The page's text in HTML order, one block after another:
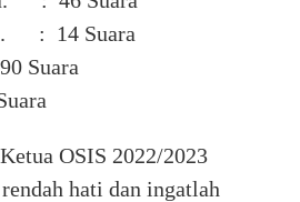
: 14 Suara
Suara
OSIS 2022/2023
hati dan ingatlah